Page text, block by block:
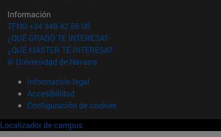
Información
TFNO +34 948 42 56 00
¿QUÉ GRADO TE INTERESA?
¿QUÉ MÁSTER TE INTERESA?
© Universidad de Navarra
Información legal
Accesibilidad
Configuración de cookies
Localizador de campus